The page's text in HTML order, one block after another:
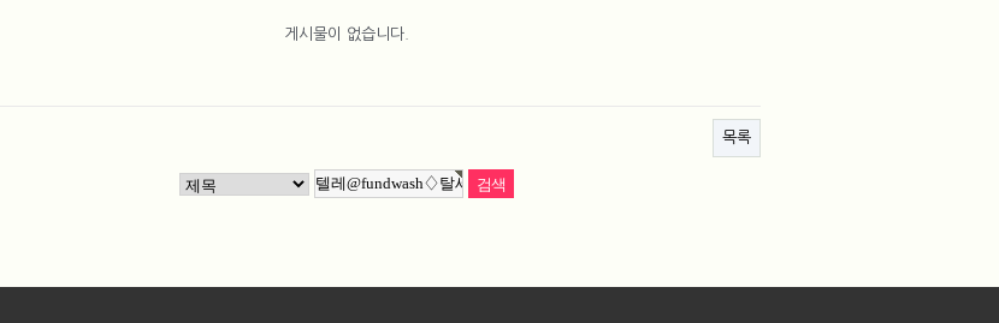
게시물이 없습니다.
목록